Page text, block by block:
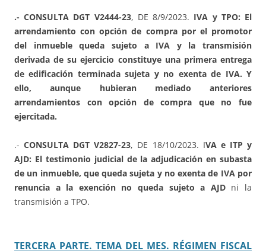
.- CONSULTA DGT V2444-23, DE 8/9/2023. IVA y TPO: El
arrendamiento con opción de compra por el promotor
del inmueble queda sujeto a IVA y la transmisión
derivada de su ejercicio constituye una primera entrega
de edificación terminada sujeta y no exenta de IVA. Y
ello, aunque hubieran mediado anteriores
arrendamientos con opción de compra que no fue
ejercitada.
.- CONSULTA DGT V2827-23, DE 18/10/2023. IVA e ITP y
AJD: El testimonio judicial de la adjudicación en subasta
de un inmueble, que queda sujeta y no exenta de IVA por
renuncia a la exención no queda sujeto a AJDni la
transmisión a TPO.
TERCERA PARTE. TEMA DEL MES. RÉGIMEN FISCAL